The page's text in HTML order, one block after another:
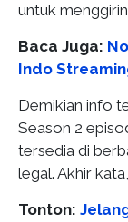
untuk
Baca Juga:
Indo
Demikian info
Season 2
tersedia di
legal. Akhir
Tonton: